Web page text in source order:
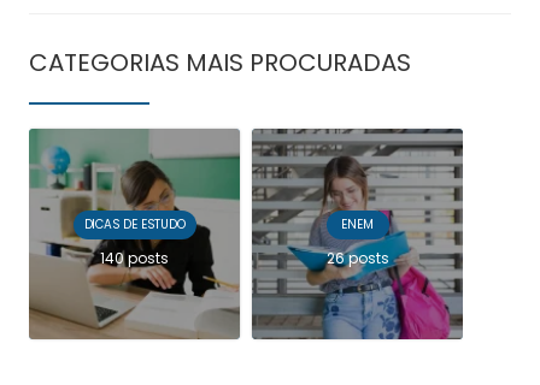
CATEGORIAS MAIS PROCURADAS
DICAS DE ESTUDO
140 posts
ENEM
26 posts